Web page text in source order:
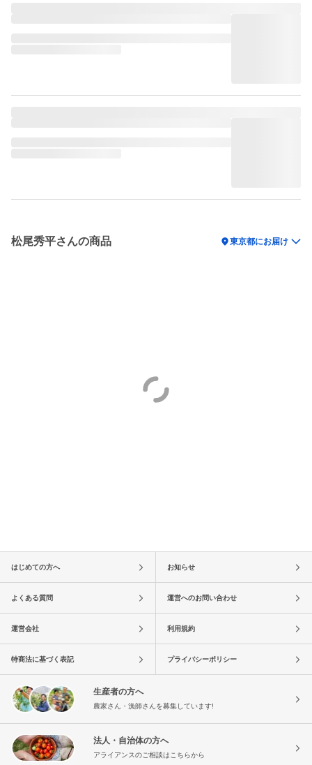
松尾秀平さんの商品 location_on東京都にお届け
はじめての方へ お知らせ
よくある質問 運営へのお問い合わせ
運営会社 利用規約
特商法に基づく表記 プライバシーポリシー
生産者の方へ
農家さん・漁師さんを募集しています!
法人・自治体の方へ
アライアンスのご相談はこちらから